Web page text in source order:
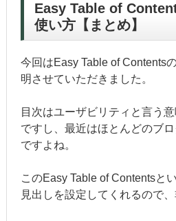
Easy Table of
使い方【まとめ】
今回はEasy Table of Contents
明させていただきました。
目次はユーザビリティと言う
ですし、最近はほとんどのブ
ですよね。
このEasy Table of Contentsと
見出しを設定してくれるので、